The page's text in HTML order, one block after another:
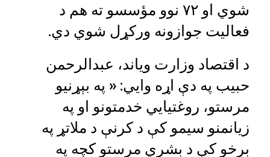
شوي او ۷۲ نوو مؤسسو ته هم د
فعالیت جوازونه ورکړل شوي دي.
د اقتصاد وزارت ویاند، عبدالرحمن
حبیب په دې اړه وايي: « په بېړنیو
مرستو، روغتیايي خدمتونو او په
زیانمنو سیمو کې د کرنې د ملاتړ په
برخو کې د بشري مرستو کچه په